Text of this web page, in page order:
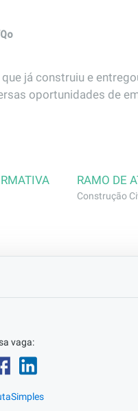
já construiu e
oportunidades de
RAMO DE
Construção
instala e faz a
tomadas, interruptores
de caixas,
instalações. Atua
vaga: